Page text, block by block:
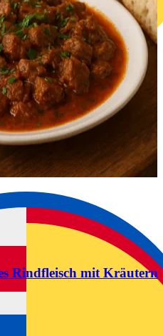
Rindfleisch mit Kräutern